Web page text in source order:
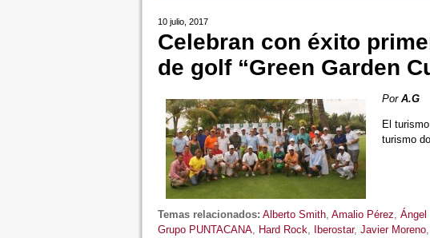
10 julio, 2017
Celebran con éxito
de golf “Green Garden
Por A.G
El
turismo
Temas relacionados: Alberto Smith, Amalio Pérez, Ángel
Grupo PUNTACANA, Hard Rock, Iberostar, Javier Moreno,